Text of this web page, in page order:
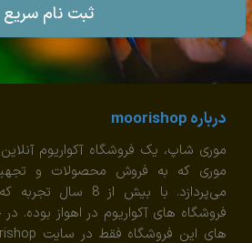
ثبت نام سریع
درباره moorishop
موری شاپ، یک فروشگاه آکواریوم
موری که به فروش محصولات و
می‌پردازد. با بیش
فروشگاه های آکواریوم در اهواز بوده.